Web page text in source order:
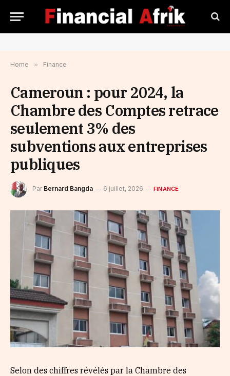
Home » Finance
Cameroun : pour 2024, la
Chambre des Comptes retrace
seulement 3% des
subventions aux entreprises
publiques
Par Bernard Bangda 6 juillet, 2026 FINANCE
Selon des chiffres révélés par la Chambre des